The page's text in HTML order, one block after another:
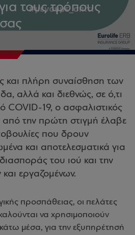
τους τρόπους
και πλήρη συναίσθηση των
αλλά και διεθνώς, σε ό,τι
COVID-19, ο ασφαλιστικός
την πρώτη στιγμή έλαβε
που δρουν
και αποτελεσματικά για
του ιού και την
εργαζομένων.
προσπάθειας, οι πελάτες
να χρησιμοποιούν
μέσα, για την εξυπηρέτησή